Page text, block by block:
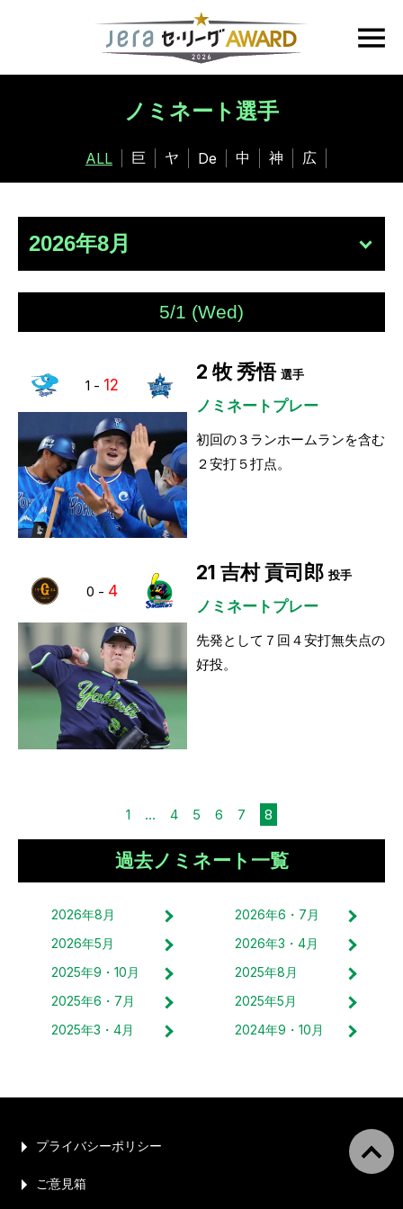
ノミネート選手
ALL 巨 ヤ De 中 神 広
5/1 (Wed)
1 - 12
2 牧 秀悟 選手
ノミネートプレー
初回の３ランホームランを含む
２安打５打点。
0 - 4
21 吉村 貢司郎 投手
ノミネートプレー
先発として７回４安打無失点の
好投。
1 ... 4 5 6 7 8
過去ノミネート一覧
2026年8 月 2026年6・7 月
2026年5 月 2026年3・4月
2025年9・10 月 2025年8 月
2025年6・7 月 2025年5 月
2025年3・4月 2024年9・10 月
プライバシーポリシー
ご意見箱